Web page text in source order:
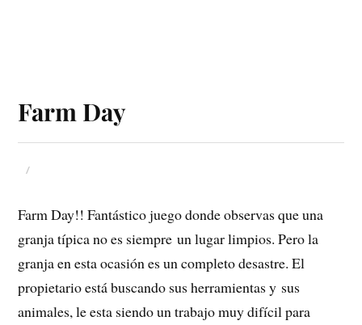
Farm Day
Farm Day!! Fantástico juego donde observas que una
granja típica no es siempre un lugar limpios. Pero la
granja en esta ocasión es un completo desastre. El
propietario está buscando sus herramientas y sus
animales, le esta siendo un trabajo muy difícil para